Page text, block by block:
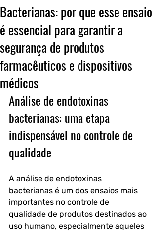
Bacterianas: por que esse ensaio
é essencial para garantir a
segurança de produtos
farmacêuticos e dispositivos
médicos
Análise de endotoxinas
bacterianas: uma etapa
indispensável no controle de
qualidade
A análise de endotoxinas
bacterianas é um dos ensaios mais
importantes no controle de
qualidade de produtos destinados ao
uso humano, especialmente aqueles